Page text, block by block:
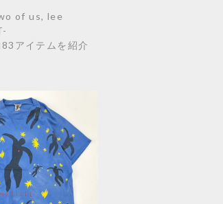
of us, lee
アイテムを紹介